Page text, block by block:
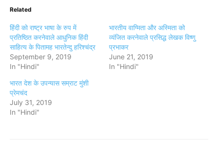
Related
हिंदी को राष्ट्र भाषा के रुप में
प्रतिष्ठित करनेवाले आधुनिक हिंदी
साहित्य के पितामह भारतेन्दु हरिश्चंद्र
September 9, 2019
In "Hindi"
भारतीय वाग्मिता और अस्मिता को
व्यंजित करनेवाले प्रसिद्ध लेखक विष्णु
प्रभाकर
June 21, 2019
In "Hindi"
भारत देश के उपन्यास सम्राट मुंशी
प्रेमचंद
July 31, 2019
In "Hindi"